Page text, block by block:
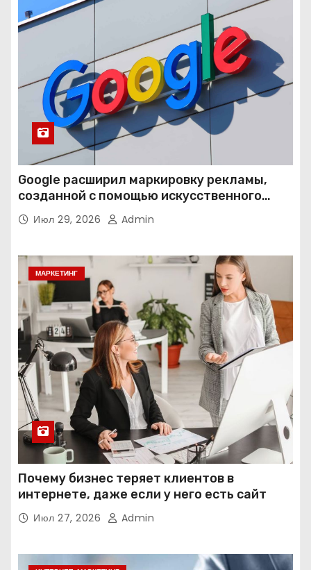
Google расширил маркировку рекламы,
созданной с помощью искусственного
интеллекта
Июл 29, 2026 Admin
МАРКЕТИНГ
Почему бизнес теряет клиентов в
интернете, даже если у него есть сайт
Июл 27, 2026 Admin